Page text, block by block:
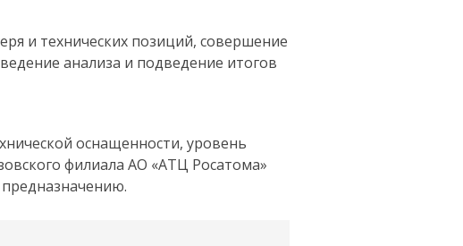
и технических позиций, совершение
анализа и подведение итогов
оснащенности, уровень
филиала АО «АТЦ Росатома»